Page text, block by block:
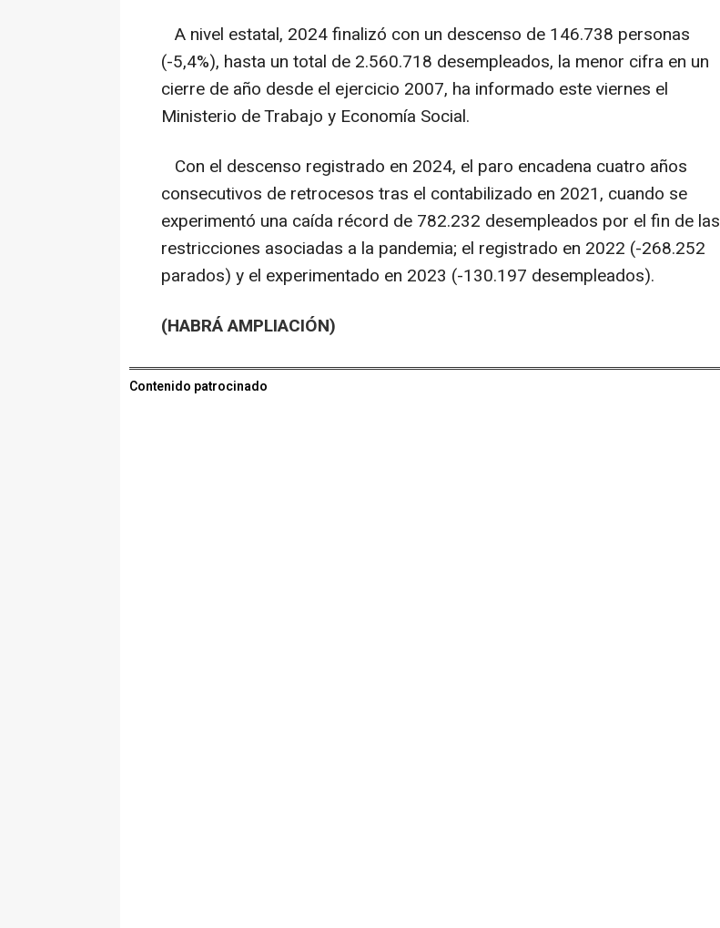
A nivel estatal, 2024 finalizó con un descenso de 146.738 personas
(-5,4%), hasta un total de 2.560.718 desempleados, la menor cifra en un
cierre de año desde el ejercicio 2007, ha informado este viernes el
Ministerio de Trabajo y Economía Social.
Con el descenso registrado en 2024, el paro encadena cuatro años
consecutivos de retrocesos tras el contabilizado en 2021, cuando se
experimentó una caída récord de 782.232 desempleados por el fin de las
restricciones asociadas a la pandemia; el registrado en 2022 (-268.252
parados) y el experimentado en 2023 (-130.197 desempleados).
(HABRÁ AMPLIACIÓN)
Contenido patrocinado